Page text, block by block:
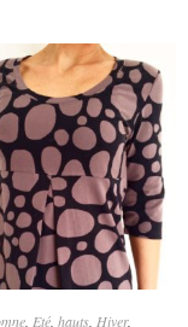
DES OPTIONS
, Eté, hauts, Hiver,